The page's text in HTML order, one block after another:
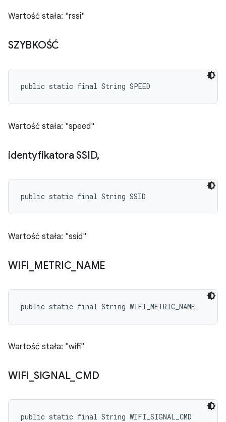
Wartość stała: "rssi"
SZYBKOŚĆ
public static final String SPEED
Wartość stała: "speed"
identyfikatora SSID,
public static final String SSID
Wartość stała: "ssid"
WIFI METRIC NAME
public static final String WIFI_METRIC_NAME
Wartość stała: "wifi"
WIFI SIGNAL_ CMD
public static final String WIFI_SIGNAL_CMD